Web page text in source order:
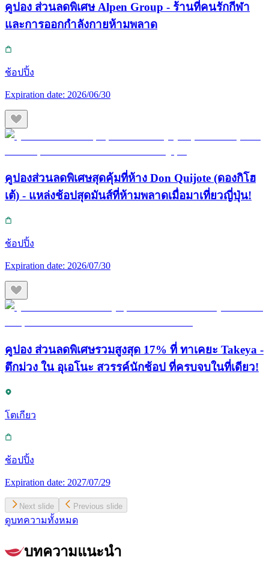
คูปอง ส่วนลดพิเศษ Alpen Group - ร้านที่คนรักกีฬา
และการออกกำลังกายห้ามพลาด
ช้อปปิ้ง
Expiration date: 2026/06/30
คูปองส่วนลดพิเศษสุดคุ้มที่ห้าง Don Quijote (ดองกิโฮ
เต้) - แหล่งช้อปสุดมันส์ที่ห้ามพลาดเมื่อมาเที่ยวญี่ปุ่น!
ช้อปปิ้ง
Expiration date: 2026/07/30
คูปอง ส่วนลดพิเศษรวมสูงสุด 17% ที่ ทาเคยะ Takeya -
ตึกม่วง ใน อุเอโนะ สวรรค์นักช้อป ที่ครบจบในที่เดียว!
โตเกียว
ช้อปปิ้ง
Expiration date: 2027/07/29
Next slide Previous slide
ดูบทความทั้งหมด
บทความแนะนำ